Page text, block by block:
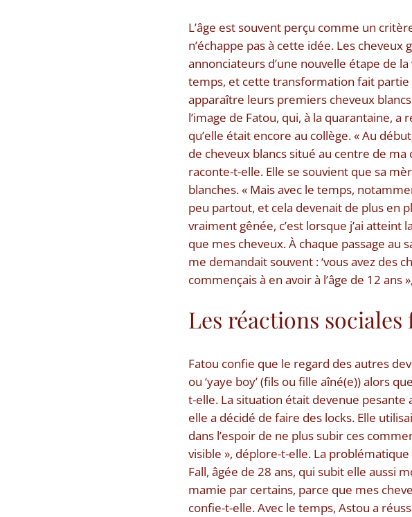
L’âge est souvent perçu comme un
n’échappe pas à cette idée. Les
annonciateurs d’une nouvelle étape de
temps, et cette transformation fait
apparaître leurs premiers cheveux
l’image de Fatou, qui, à la quarantaine,
qu’elle était encore au collège. « Au
de cheveux blancs situé au centre de
raconte-t-elle. Elle se souvient que sa
blanches. « Mais avec le temps,
peu partout, et cela devenait de plus en
vraiment gênée, c’est lorsque j’ai atteint
que mes cheveux. À chaque passage au
me demandait souvent : ‘vous avez des
commençais à en avoir à l’âge de 12 ans
Les réactions
Fatou confie que le regard des autres
ou ‘yaye boy’ (fils ou fille aîné(e)) alors
t-elle. La situation était devenue
elle a décidé de faire des locks. Elle
dans l’espoir de ne plus subir ces
visible », déplore-t-elle. La
Fall, âgée de 28 ans, qui subit elle aussi
mamie par certains, parce que mes
confie-t-elle. Avec le temps, Astou a